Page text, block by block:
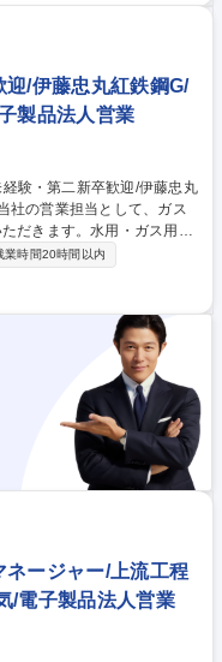
。 ・環境対策プラントの構
備の設計から立ち上げまで
備の仕様策定と導入検証：
至る業務を、自身のアイデ
迎/伊藤忠丸紅鉄鋼G/
製品法人営業
だきます。水用・ガス用配
（整圧器・バルブ類）、住
、新規提案営業（既存顧客
類作成、システム入力 ・
事の情報収集 〇主要取引
住宅設備機器取扱店 〇営業
別の担当制 募集職種
紅鉄鋼G/年休125日/福利厚
業時間20時間以内
ネージャー/上流工程
/電子製品法人営業